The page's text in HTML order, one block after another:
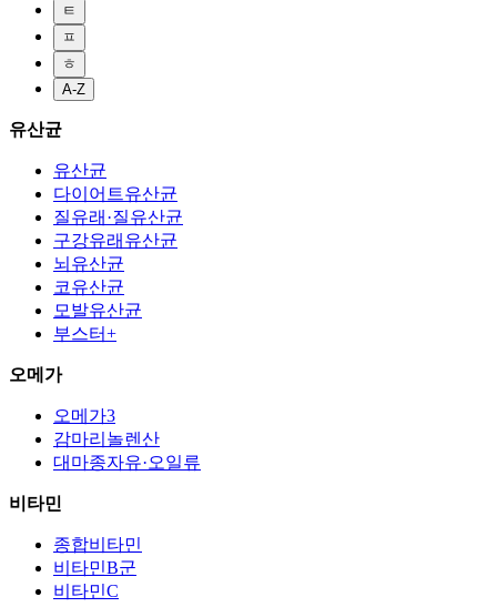
ㅌ
ㅍ
ㅎ
A-Z
유산균
유산균
다이어트유산균
질유래·질유산균
구강유래유산균
뇌유산균
코유산균
모발유산균
부스터+
오메가
오메가3
감마리놀렌산
대마종자유·오일류
비타민
종합비타민
비타민B군
비타민C